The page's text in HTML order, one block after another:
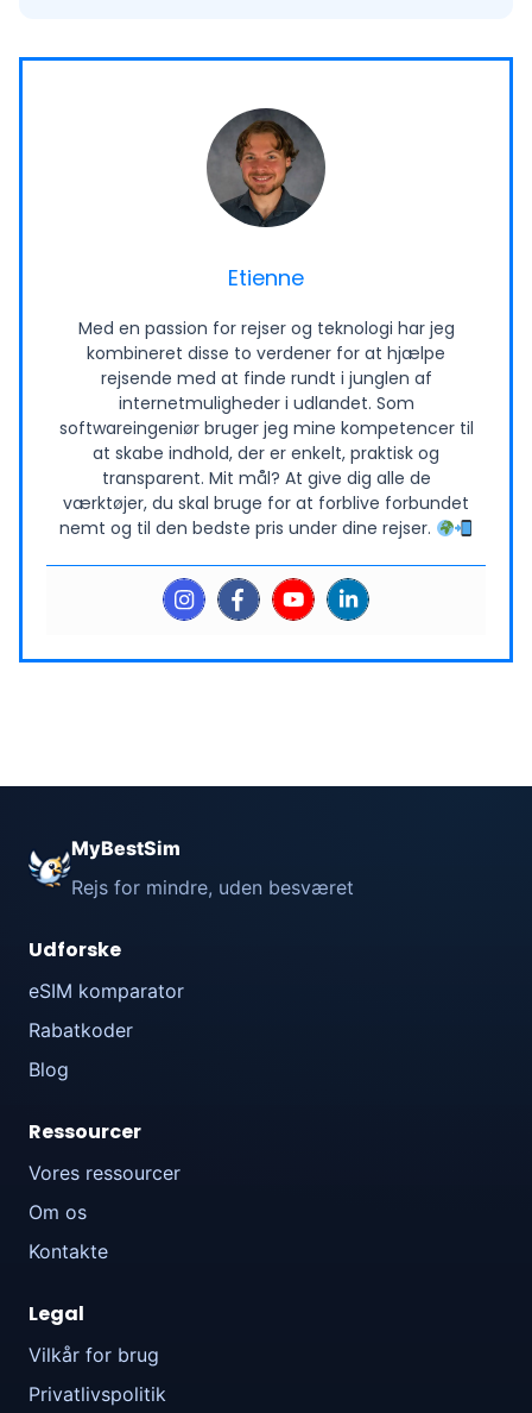
Etienne
Med en passion for rejser og teknologi har jeg
kombineret disse to verdener for at hjælpe
rejsende med at finde rundt i junglen af
internetmuligheder i udlandet. Som
softwareingeniør bruger jeg mine kompetencer til
at skabe indhold, der er enkelt, praktisk og
transparent. Mit mål? At give dig alle de
værktøjer, du skal bruge for at forblive forbundet
nemt og til den bedste pris under dine rejser.
MyBestSim
Rejs for mindre, uden besværet
Udforske
eSIM komparator
Rabatkoder
Blog
Ressourcer
Vores ressourcer
Om os
Kontakte
Legal
Vilkår for brug
Privatlivspolitik